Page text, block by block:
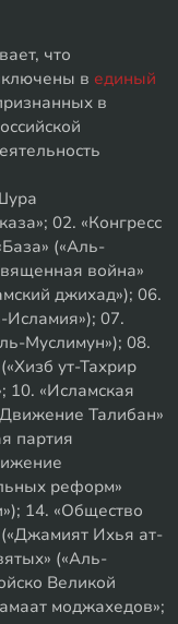
что
в единый
в
02. «Конгресс
(«Аль-
война»
джихад»); 06.
Исламия»); 07.
Муслимун»); 08.
ут-Тахрир
10. «Исламская
Талибан»
партия
реформ»
14. «Общество
Ихья ат-
(«Аль-
Великой
моджахедов»;